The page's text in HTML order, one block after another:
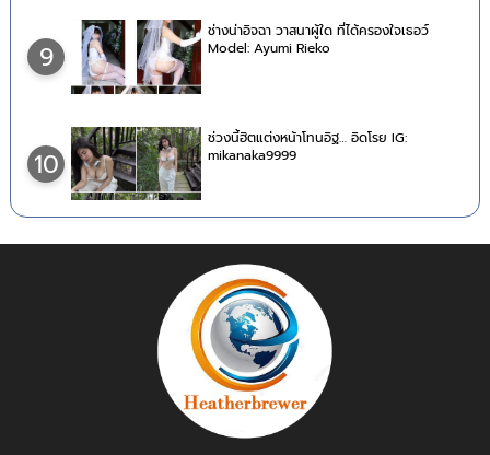
9
ช่างน่าอิจฉา วาสนาผู้ใด ที่ได้ครองใจเธอว์
Model: Ayumi Rieko
10
ช่วงนี้ฮิตแต่งหน้าโทนอิฐ… อิดโรย IG:
mikanaka9999